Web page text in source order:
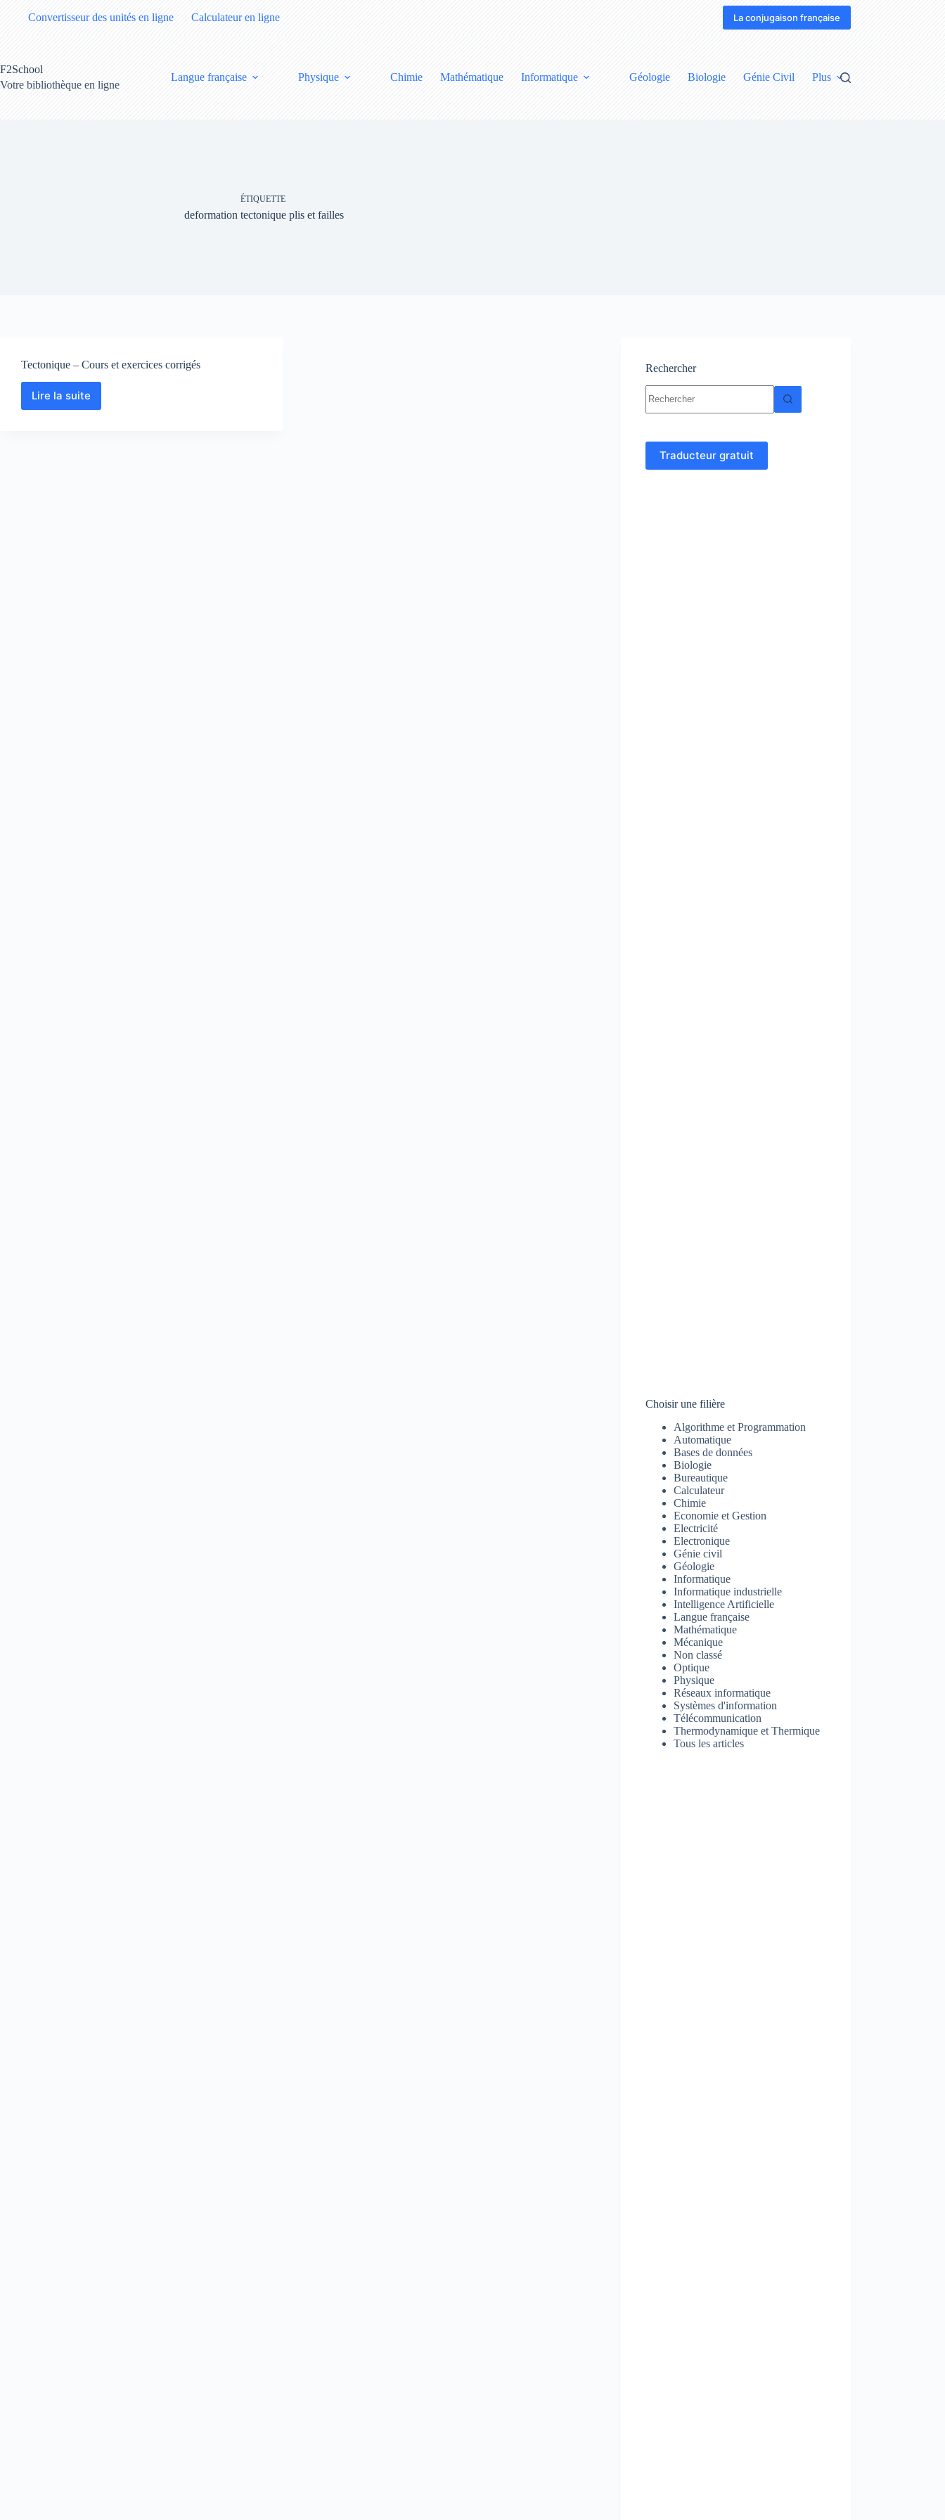
Convertisseur des unités en ligne Calculateur en ligne La conjugaison française
F2School
Votre bibliothèque en ligne
Langue française Physique Chimie Mathématique Informatique Géologie Biologie Génie Civil Plus
ÉTIQUETTE
deformation tectonique plis et failles
Tectonique – Cours et exercices corrigés
Lire la suite
Tectonique
Rechercher
résultat
Traducteur gratuit
Choisir une filière
Algorithme et Programmation
Automatique
Bases de données
Biologie
Bureautique
Calculateur
Chimie
Economie et Gestion
Electricité
Electronique
Génie civil
Géologie
Informatique
Informatique industrielle
Intelligence Artificielle
Langue française
Mathématique
Mécanique
Non classé
Optique
Physique
Réseaux informatique
Systèmes d'information
Télécommunication
Thermodynamique et Thermique
Tous les articles